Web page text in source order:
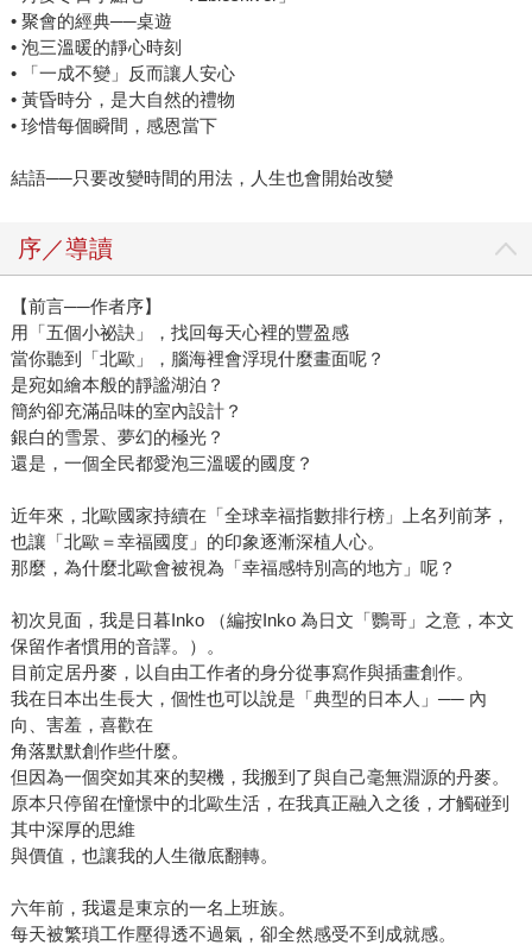
• 聚會的經典──桌遊
• 泡三溫暖的靜心時刻
• 「一成不變」反而讓人安心
• 黃昏時分，是大自然的禮物
• 珍惜每個瞬間，感恩當下
結語──只要改變時間的用法，人生也會開始改變
序／導讀
【前言──作者序】
用「五個小祕訣」，找回每天心裡的豐盈感
當你聽到「北歐」，腦海裡會浮現什麼畫面呢？
是宛如繪本般的靜謐湖泊？
簡約卻充滿品味的室內設計？
銀白的雪景、夢幻的極光？
還是，一個全民都愛泡三溫暖的國度？
近年來，北歐國家持續在「全球幸福指數排行榜」上名列前茅，
也讓「北歐＝幸福國度」的印象逐漸深植人心。
那麼，為什麼北歐會被視為「幸福感特別高的地方」呢？
初次見面，我是日暮Inko （編按Inko 為日文「鸚哥」之意，本文
保留作者慣用的音譯。）。
目前定居丹麥，以自由工作者的身分從事寫作與插畫創作。
我在日本出生長大，個性也可以說是「典型的日本人」── 內
向、害羞，喜歡在
角落默默創作些什麼。
但因為一個突如其來的契機，我搬到了與自己毫無淵源的丹麥。
原本只停留在憧憬中的北歐生活，在我真正融入之後，才觸碰到
其中深厚的思維
與價值，也讓我的人生徹底翻轉。
六年前，我還是東京的一名上班族。
每天被繁瑣工作壓得透不過氣，卻全然感受不到成就感。